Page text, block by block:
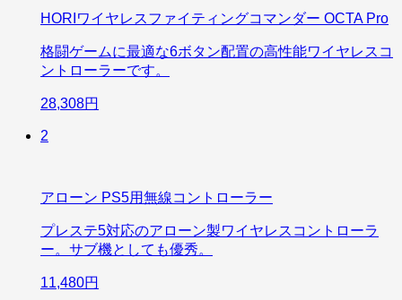
HORIワイヤレスファイティングコマンダー OCTA Pro
格闘ゲームに最適な6ボタン配置の高性能ワイヤレスコ
ントローラーです。
28,308円
2
アローン PS5用無線コントローラー
プレステ5対応のアローン製ワイヤレスコントローラ
ー。サブ機としても優秀。
11,480円